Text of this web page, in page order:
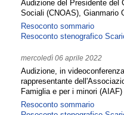
Audizione del Presidente del
Sociali (CNOAS), Gianmario
Resoconto sommario
Resoconto stenografico
mercoledì 06 aprile 2022
Audizione, in
rappresentante
Famiglia e per i minori (AIAF)
Resoconto sommario